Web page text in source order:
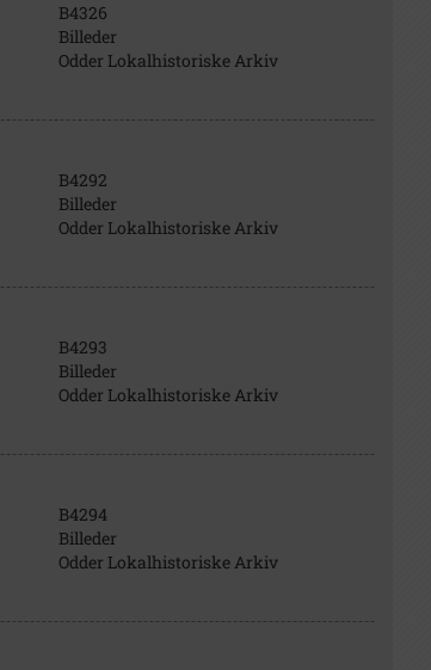
B4326
Billeder
Odder Lokalhistoriske Arkiv
B4292
Billeder
Odder Lokalhistoriske Arkiv
B4293
Billeder
Odder Lokalhistoriske Arkiv
B4294
Billeder
Odder Lokalhistoriske Arkiv